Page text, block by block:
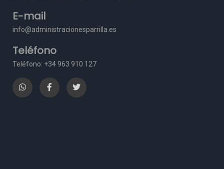
E-mail
info@administracionesparrilla.es
Teléfono
Teléfono: +34 963 910 127